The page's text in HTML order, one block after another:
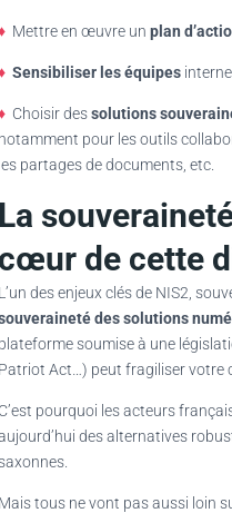
Mettre en œuvre un plan
Sensibiliser les équipes
Choisir dessolutions
pour les outils
partages de documents, etc.
de cette
des enjeux clés de NIS2,
des solutions
soumise à une
Act…) peut fragiliser votre
pourquoi les acteurs
des alternatives
tous ne vont pas aussi loin